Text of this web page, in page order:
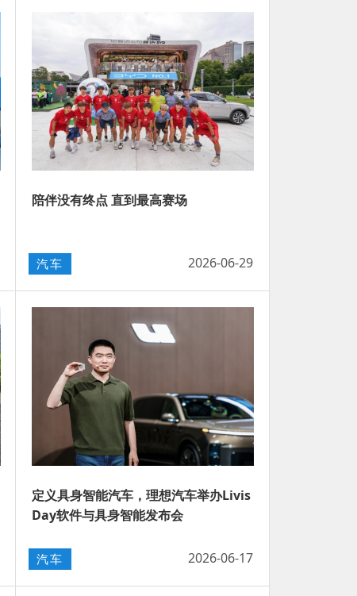
陪伴没有终点 直到最高赛场
汽车 2026-06-29
​定义具身智能汽车，理想汽车举办Livis
Day软件与具身智能发布会
汽车 2026-06-17